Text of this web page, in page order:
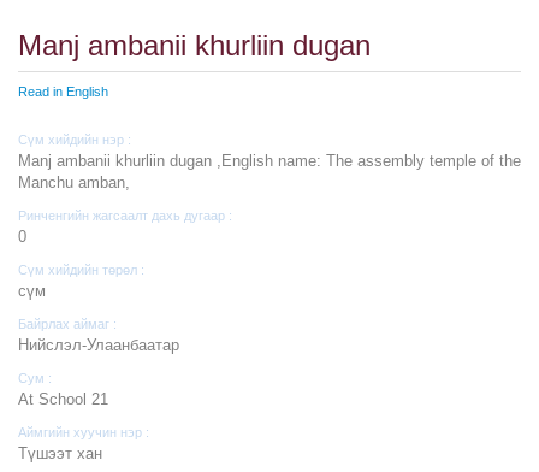
Manj ambanii khurliin dugan
Read in English
Сүм хийдийн нэр :
Manj ambanii khurliin dugan ,English name: The assembly temple of the
Manchu amban,
Ринченгийн жагсаалт дахь дугаар :
0
Сүм хийдийн төрөл :
cүм
Байрлах аймаг :
Нийслэл-Улаанбаатар
Сум :
At School 21
Аймгийн хуучин нэр :
Түшээт хан